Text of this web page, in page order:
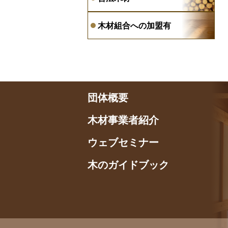
木材組合への加盟有
団体概要
木材事業者紹介
ウェブセミナー
木のガイドブック